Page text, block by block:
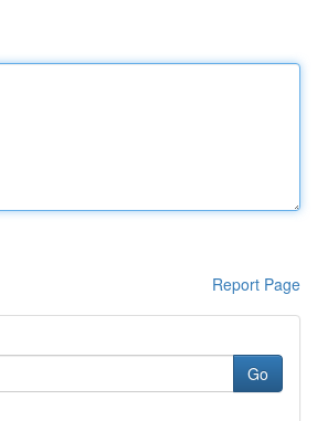
Report Page
Go